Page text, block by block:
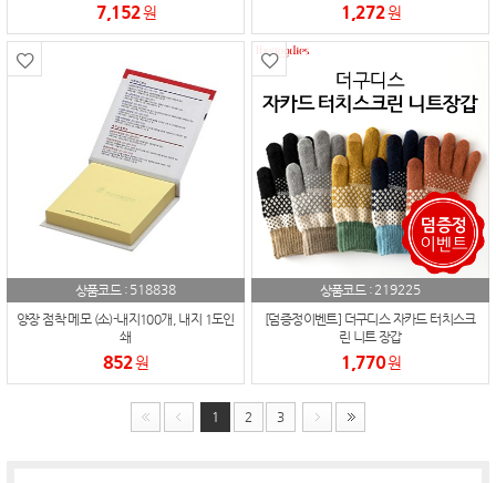
7,152원 1,272원
상품코드 : 518838
양장 점착 메모 (소)-내지100개, 내지 1도인
쇄
852원
상품코드 :219225
[덤증정이벤트] 더구디스 자카드 터치스크
린 니트 장갑
1,770원
1 2 3